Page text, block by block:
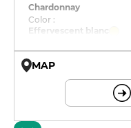
Chardonnay
Color :
Effervescent blanc
MAP